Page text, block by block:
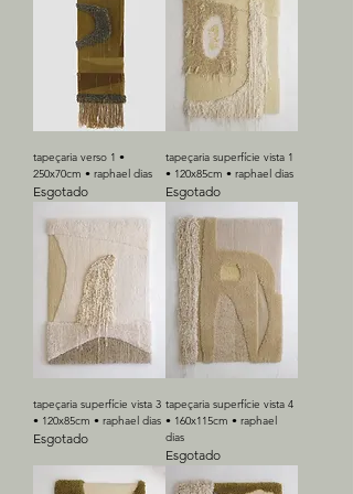
tapeçaria verso 1 •
250x70cm • raphael dias
Esgotado
tapeçaria superfície vista 1
• 120x85cm • raphael dias
Esgotado
tapeçaria superfície vista 3
• 120x85cm • raphael dias
Esgotado
tapeçaria superfície vista 4
• 160x115cm • raphael
dias
Esgotado